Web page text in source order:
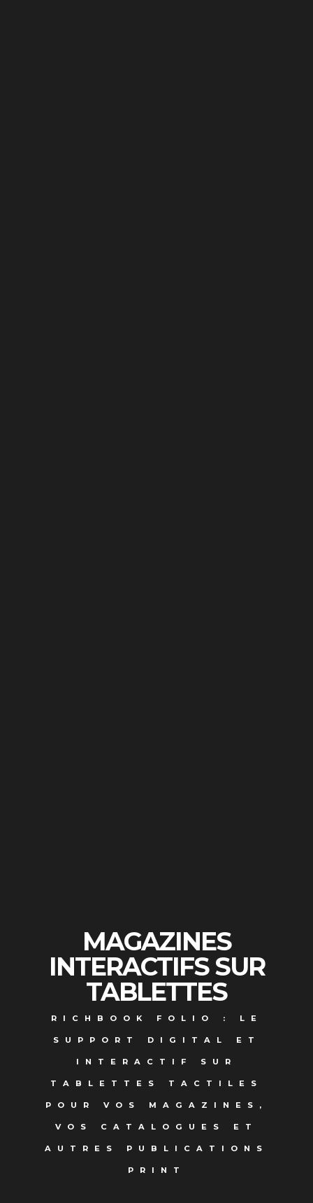
MAGAZINES
INTERACTIFS SUR
TABLETTES
RICHBOOK FOLIO : LE
SUPPORT DIGITAL ET
INTERACTIF SUR
TABLETTES TACTILES
POUR VOS MAGAZINES,
VOS CATALOGUES ET
AUTRES PUBLICATIONS
PRINT